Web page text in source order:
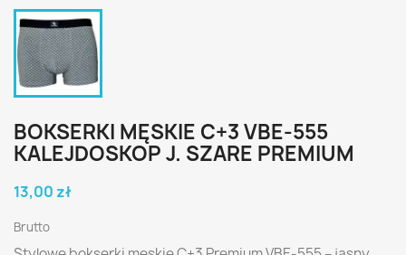
BOKSERKI MĘSKIE C+3 VBE-555
KALEJDOSKOP J. SZARE PREMIUM
13,00 zł
Brutto